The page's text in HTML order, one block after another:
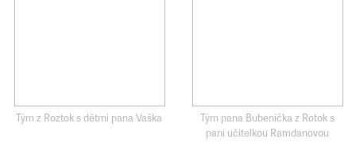
Tým z Roztok s dětmi pana Vaška
Tým pana Bubeníčka z Rotok s
paní učitelkou Ramdanovou